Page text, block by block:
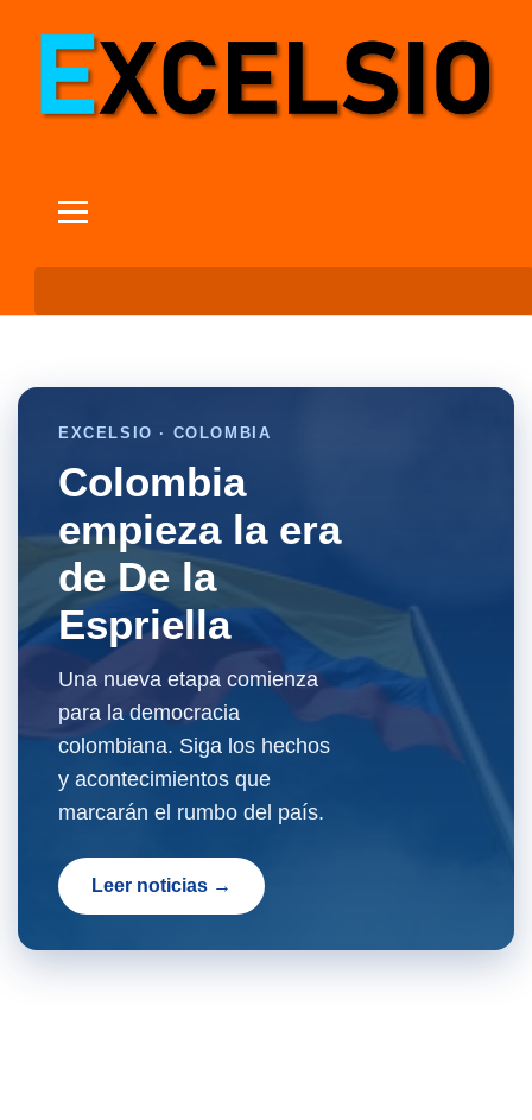
EXCELSIO · COLOMBIA
Colombia
empieza la era
de De la
Espriella
Una nueva etapa comienza
para la democracia
colombiana. Siga los hechos
y acontecimientos que
marcarán el rumbo del país.
Leer noticias →